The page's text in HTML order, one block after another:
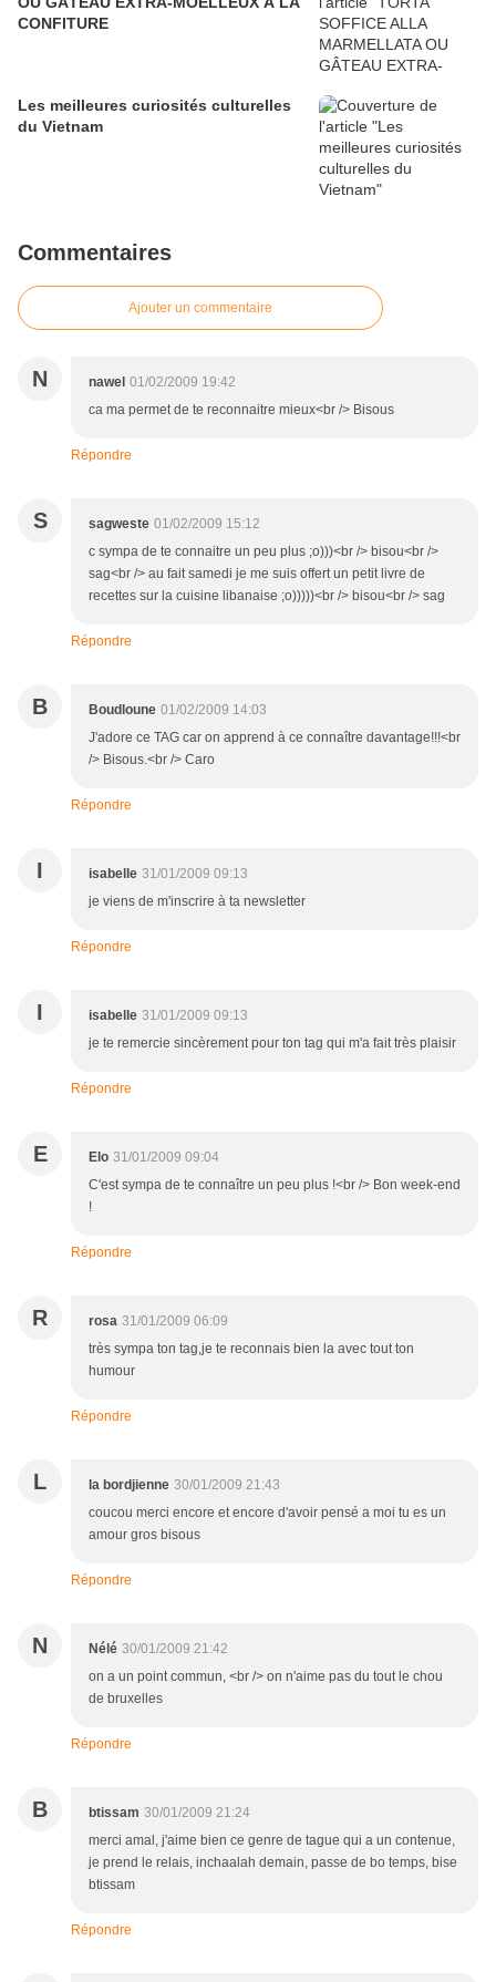
CONFITURE
Les meilleures curiosités culturelles
du Vietnam
Commentaires
Ajouter un commentaire
N nawel 01/02/2009 19:42
ca ma permet de te reconnaitre mieux<br /> Bisous
Répondre
S sagweste 01/02/2009 15:12
c sympa de te connaitre un peu plus ;o)))<br /> bisou<br />
sag<br /> au fait samedi je me suis offert un petit livre de
recettes sur la cuisine libanaise ;o)))))<br /> bisou<br /> sag
Répondre
B Boudloune 01/02/2009 14:03
J'adore ce TAG car on apprend à ce connaître davantage!!!<br
/> Bisous.<br /> Caro
Répondre
I isabelle 31/01/2009 09:13
je viens de m'inscrire à ta newsletter
Répondre
I isabelle 31/01/2009 09:13
je te remercie sincèrement pour ton tag qui m'a fait très plaisir
Répondre
E Elo 31/01/2009 09:04
C'est sympa de te connaître un peu plus !<br /> Bon week-end
!
Répondre
R rosa 31/01/2009 06:09
très sympa ton tag,je te reconnais bien la avec tout ton
humour
Répondre
L la bordjienne 30/01/2009 21:43
coucou merci encore et encore d'avoir pensé a moi tu es un
amour gros bisous
Répondre
N Nélé 30/01/2009 21:42
on a un point commun, <br /> on n'aime pas du tout le chou
de bruxelles
Répondre
B btissam 30/01/2009 21:24
merci amal, j'aime bien ce genre de tague qui a un contenue,
je prend le relais, inchaalah demain, passe de bo temps, bise
btissam
Répondre